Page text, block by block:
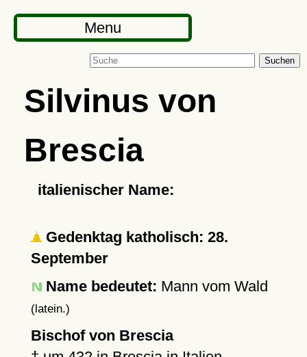
Menu
Suchen
Silvinus von
Brescia
italienischer Name:
Gedenktag katholisch: 28.
September
Name bedeutet: Mann vom Wald
(latein.)
Bischof von Brescia